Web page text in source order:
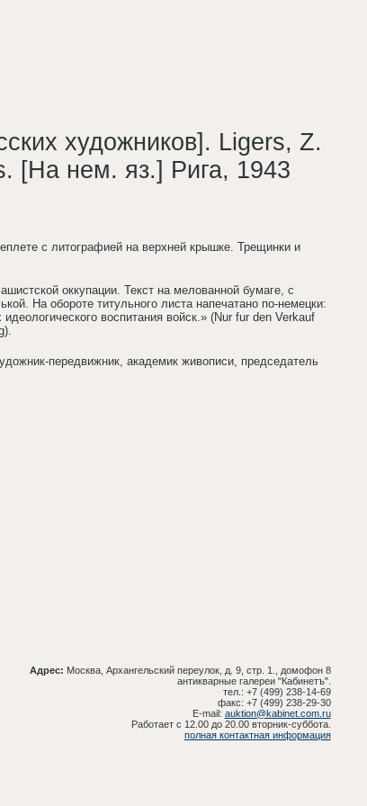
художников]. Ligers, Z.
[На нем. яз.] Рига, 1943
с литографией на верхней крышке. Трещинки и
оккупации. Текст на мелованной бумаге, с
На обороте титульного листа напечатано по-немецки:
воспитания войск.» (Nur fur den Verkauf
передвижник, академик живописи, председатель
Адрес: Москва, Архангельский переулок, д. 9, стр. 1., домофон 8
антикварные галереи "Кабинетъ".
тел.: +7 (499) 238-14-69
факс: +7 (499) 238-29-30
E-mail: auktion@kabinet.com.ru
Работает с 12.00 до 20.00 вторник-суббота.
полная контактная информация